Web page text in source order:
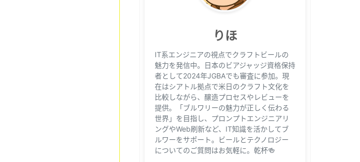
りほ
IT系エンジニアの視点でクラフトビールの
魅力を発信中。日本のビアジャッジ資格保持
者として2024年JGBAでも審査に参加。現
在はシアトル拠点で米日のクラフト文化を
比較しながら、醸造プロセスやレビューを
提供。「ブルワリーの魅力が正しく伝わる
世界」を目指し、プロンプトエンジニアリ
ングやWeb刷新など、IT知識を活かしてブ
ルワーをサポート。ビールとテクノロジー
についてのご質問はお気軽に。乾杯🍻